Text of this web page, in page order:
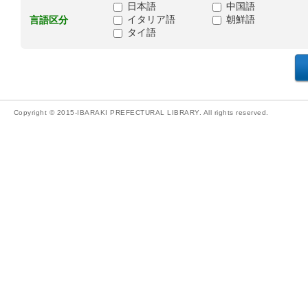
言語区分
日本語
中国語
イタリア語
朝鮮語
タイ語
Copyright © 2015-IBARAKI PREFECTURAL LIBRARY. All rights reserved.